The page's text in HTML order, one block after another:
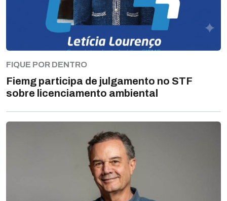
FIQUE POR DENTRO
Fiemg participa de julgamento no STF
sobre licenciamento ambiental